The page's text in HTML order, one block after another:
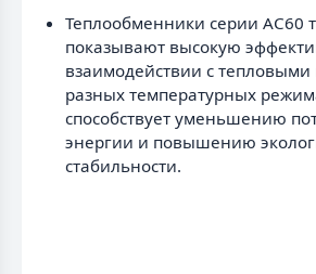
Теплообменники серии AC60
показывают высокую
взаимодействии с тепловыми
разных температурных
способствует уменьшению
энергии и повышению
стабильности.